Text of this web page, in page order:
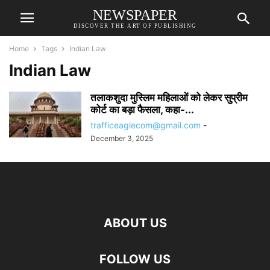
NEWSPAPER
DISCOVER THE ART OF PUBLISHING
Home Tags Indian Law
Indian Law
तलाकशुदा मुस्लिम महिलाओं को लेकर सुप्रीम
कोर्ट का बड़ा फैसला, कहा-...
trafficeaglecom@gmail.com -
December 3, 2025
ABOUT US
FOLLOW US